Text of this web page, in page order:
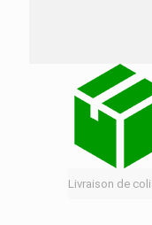
Livraison de